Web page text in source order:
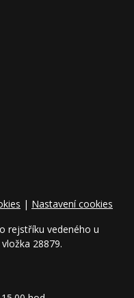
| Nastavení cookies
rejstříku vedeného u
28879.